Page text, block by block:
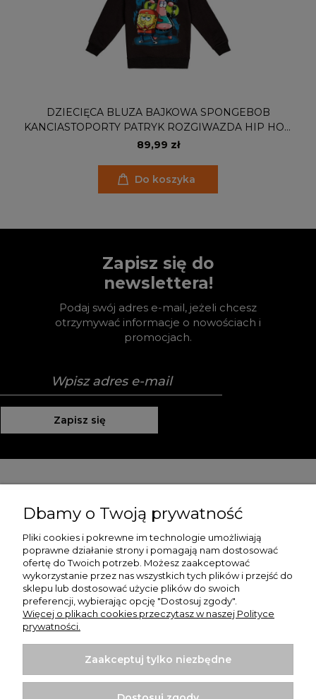
DZIECIĘCA BLUZA BAJKOWA SPONGEBOB
KANCIASTOPORTY PATRYK ROZGIWAZDA HIP HOP
MUSIC
89,99 zł
Do koszyka
Zapisz się do
newslettera!
Podaj swój adres e-mail, jeżeli chcesz
otrzymywać informacje o nowościach i
promocjach.
Zapisz się
Moje konto
Płatności i dostawa
O nas
Koszulki z nadrukiem | Sklep internetowy Rule Out
Dbamy o Twoją prywatność
Pliki cookies i pokrewne im technologie umożliwiają
poprawne działanie strony i pomagają nam dostosować
ofertę do Twoich potrzeb. Możesz zaakceptować
wykorzystanie przez nas wszystkich tych plików i przejść do
sklepu lub dostosować użycie plików do swoich
preferencji, wybierając opcję "Dostosuj zgody".
Więcej o plikach cookies przeczytasz w naszej Polityce
prywatności.
Zaakceptuj tylko niezbędne